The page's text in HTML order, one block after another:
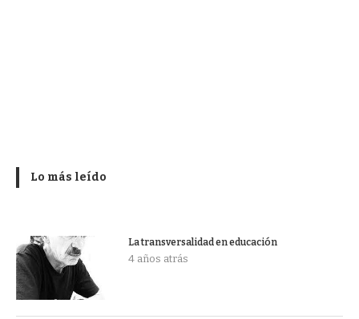
Lo más leído
La transversalidad en educación
4 años atrás